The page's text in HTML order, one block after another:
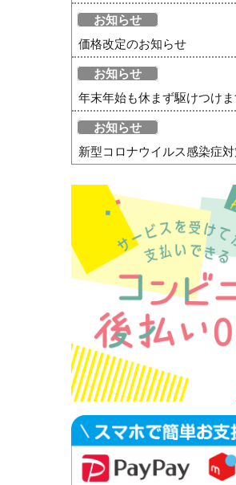
お知らせ
価格改定のお知らせ
お知らせ
年末年始も休まず駆けつけま
お知らせ
新型コロナウイルス感染症